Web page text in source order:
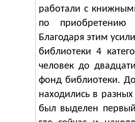
работали с
по
Благодаря этим
библиотеки 4
человек до
фонд библиотеки.
находились в
был выделен